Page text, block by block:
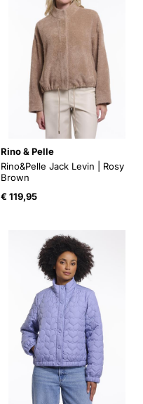
Rino & Pelle
Rino&Pelle Jack Levin | Rosy
Brown
€ 119,95